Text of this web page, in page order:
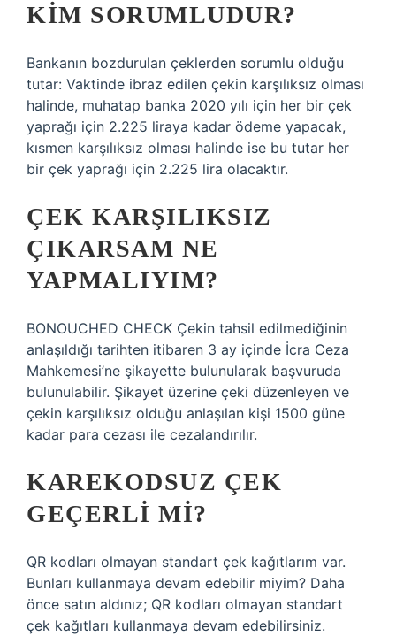
KIM SORUMLUDUR?
Bankanın bozdurulan çeklerden sorumlu olduğu
tutar: Vaktinde ibraz edilen çekin karşılıksız olması
halinde, muhatap banka 2020 yılı için her bir çek
yaprağı için 2.225 liraya kadar ödeme yapacak,
kısmen karşılıksız olması halinde ise bu tutar her
bir çek yaprağı için 2.225 lira olacaktır.
ÇEK KARŞILIKSIZ
ÇIKARSAM NE
YAPMALIYIM?
BONOUCHED CHECK Çekin tahsil edilmediğinin
anlaşıldığı tarihten itibaren 3 ay içinde İcra Ceza
Mahkemesi’ne şikayette bulunularak başvuruda
bulunulabilir. Şikayet üzerine çeki düzenleyen ve
çekin karşılıksız olduğu anlaşılan kişi 1500 güne
kadar para cezası ile cezalandırılır.
KAREKODSUZ ÇEK
GEÇERLI MI?
QR kodları olmayan standart çek kağıtlarım var.
Bunları kullanmaya devam edebilir miyim? Daha
önce satın aldınız; QR kodları olmayan standart
çek kağıtları kullanmaya devam edebilirsiniz.